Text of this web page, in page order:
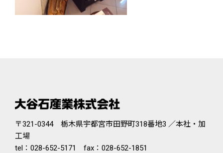
〒321-0344 栃木県宇都宮市田野町318番地3 ／本社・加
工場
tel： 028-652-5171 fax：028-652-1851